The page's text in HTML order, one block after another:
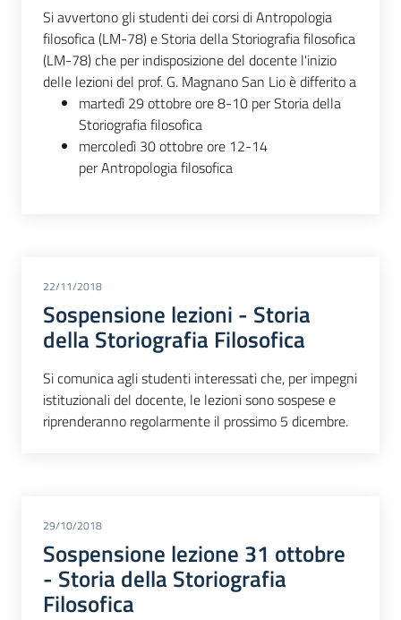
Si avvertono gli studenti dei corsi di Antropologia
filosofica (LM-78) e Storia della Storiografia filosofica
(LM-78) che per indisposizione del docente l'inizio
delle lezioni del prof. G. Magnano San Lio è differito a
martedì 29 ottobre ore 8-10 per Storia della
Storiografia filosofica
mercoledì 30 ottobre ore 12-14
per Antropologia filosofica
22/11/2018
Sospensione lezioni - Storia
della Storiografia Filosofica
Si comunica agli studenti interessati che, per impegni
istituzionali del docente, le lezioni sono sospese e
riprenderanno regolarmente il prossimo 5 dicembre.
29/10/2018
Sospensione lezione 31 ottobre
- Storia della Storiografia
Filosofica